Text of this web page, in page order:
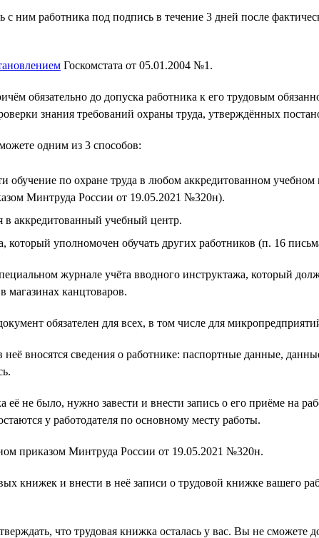
с ним работника под подпись в течение 3 дней после
Госкомстата от 05.01.2004 №1.
обязательно до допуска работника к его трудовым
знания требований охраны труда, утверждённых
одним из 3 способов:
обучение по охране труда в любом аккредитованном
Минтруда России от 19.05.2021 №320н).
в аккредитованный учебный центр.
который уполномочен обучать других работников (п. 16
журнале учёта вводного инструктажа, который
магазинах канцтоваров.
обязателен для всех, в том числе для
вносятся сведения о работнике: паспортные данные,
её не было, нужно завести и внести запись о его приёме на
у работодателя по основному месту работы.
приказом Минтруда России от 19.05.2021 №320н.
книжек и внести в неё записи о трудовой книжке вашего
что трудовая книжка осталась у вас. Вы не сможете